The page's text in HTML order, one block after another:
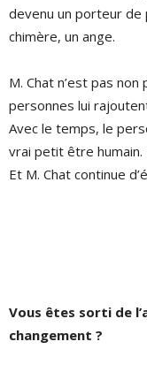
devenu un porteur de
chimère, un ange.
M. Chat n’est pas
personnes lui
Avec le temps, le
vrai petit être humain.
Et M. Chat continue
Vous êtes sorti de
changement ?